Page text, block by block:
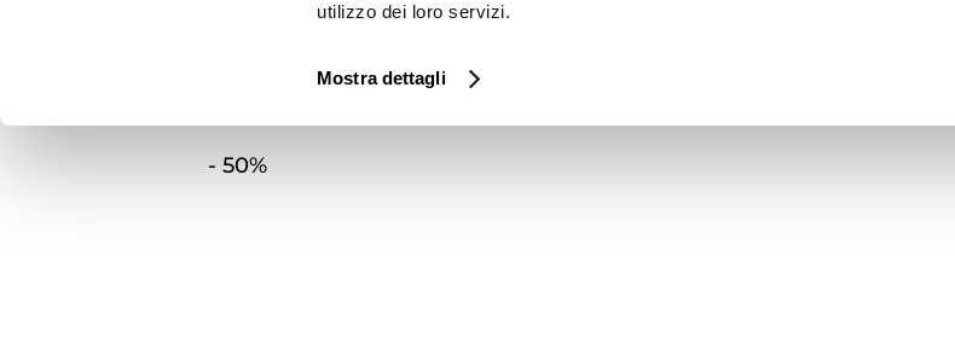
utilizzo dei loro servizi.
Mostra dettagli
- 50%